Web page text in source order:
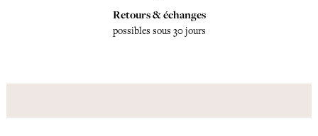
Retours & échanges
possibles sous 30 jours